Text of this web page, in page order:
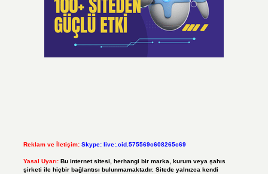
Reklam ve İletişim: Skype: live:.cid.575569c608265c69
Yasal Uyarı: Bu internet sitesi, herhangi bir marka, kurum veya şahıs
şirketi ile hiçbir bağlantısı bulunmamaktadır. Sitede yalnızca kendi